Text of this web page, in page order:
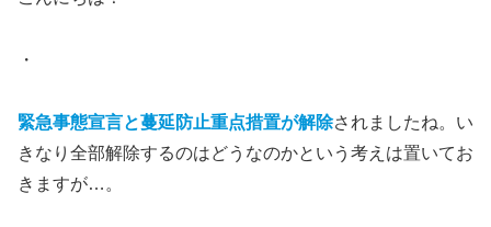
・
緊急事態宣言と蔓延防止重点措置が解除されましたね。い
きなり全部解除するのはどうなのかという考えは置いてお
きますが…。